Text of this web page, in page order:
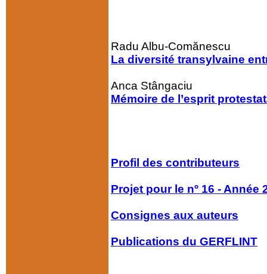
Radu Albu-Comănescu
La diversité transylvaine
Anca Stângaciu
Mémoire de l’esprit
Profil des contributeurs
Projet pour le nº 16 - Année
Consignes aux auteurs
Publications du GERFLINT